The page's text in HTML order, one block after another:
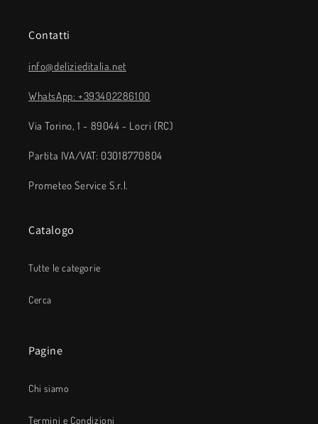
Contatti
info@delizieditalia.net
WhatsApp: +393402286100
Via Torino, 1 - 89044 - Locri (RC)
Partita IVA/VAT: 03018770804
Prometeo Service S.r.l.
Catalogo
Tutte le categorie
Cerca
Pagine
Chi siamo
Termini e Condizioni